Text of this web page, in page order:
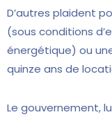
D’autres plaident
(sous conditions
énergétique) ou
quinze ans de
Le gouvernement,